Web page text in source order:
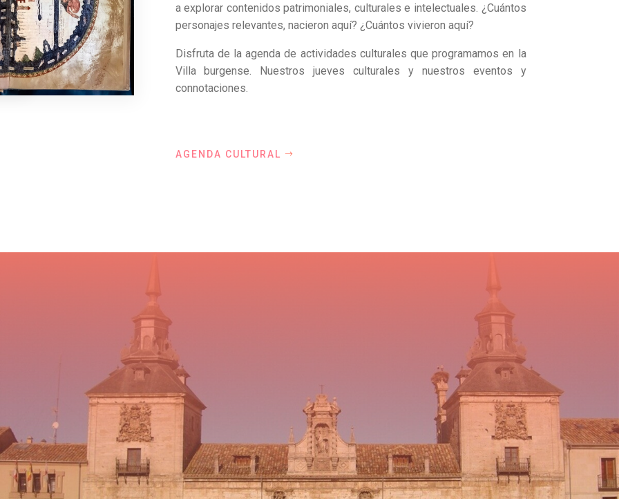
a explorar contenidos patrimoniales, culturales e intelectuales. ¿Cuántos
personajes relevantes, nacieron aquí? ¿Cuántos vivieron aquí?
Disfruta de la agenda de actividades culturales que programamos en la
Villa burgense. Nuestros jueves culturales y nuestros eventos y
connotaciones.
AGENDA CULTURAL